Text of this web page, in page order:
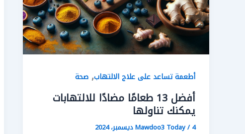
أطعمة تساعد على علاج الالتهاب,صحة
أفضل 13 طعامًا مضادًا للالتهابات
يمكنك تناولها
Mawdoo3 Today/4 ديسمبر، 2024